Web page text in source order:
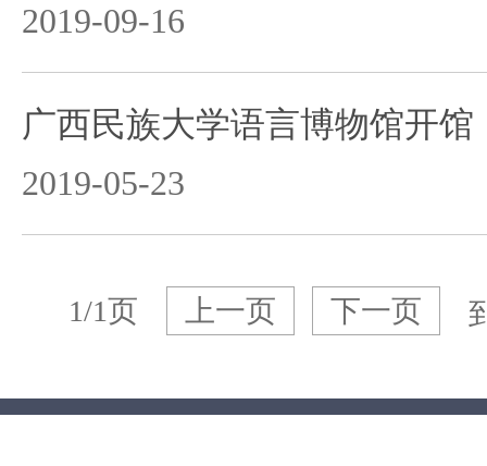
2019-09-16
广西民族大学语言博物馆开馆
2019-05-23
1/1页 上一页 下一页